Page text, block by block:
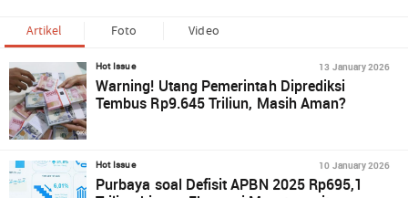
Artikel Foto Video
Hot Issue 13 January 2026
Warning! Utang Pemerintah Diprediksi
Tembus Rp9.645 Triliun, Masih Aman?
Hot Issue 10 January 2026
Purbaya soal Defisit APBN 2025 Rp695,1